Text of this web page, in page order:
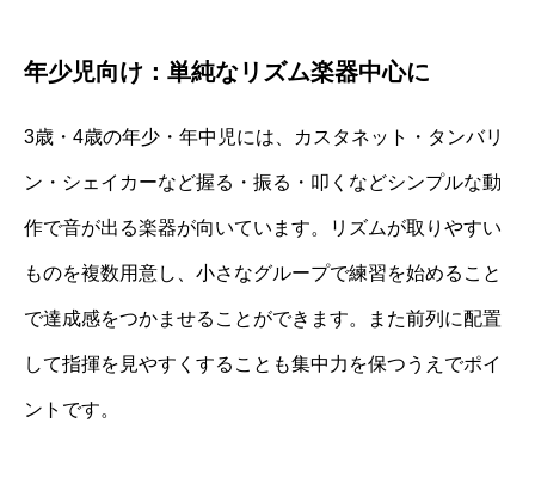
年少児向け：単純なリズム楽器中心に
3歳・4歳の年少・年中児には、カスタネット・タンバリ
ン・シェイカーなど握る・振る・叩くなどシンプルな動
作で音が出る楽器が向いています。リズムが取りやすい
ものを複数用意し、小さなグループで練習を始めること
で達成感をつかませることができます。また前列に配置
して指揮を見やすくすることも集中力を保つうえでポイ
ントです。